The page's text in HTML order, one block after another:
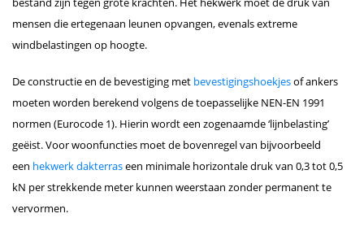
mensen die ertegenaan leunen opvangen, evenals extreme
windbelastingen op hoogte.
De constructie en de bevestiging met bevestigingshoekjesof ankers
moeten worden berekend volgens de toepasselijke NEN-EN 1991
normen (Eurocode 1). Hierin wordt een zogenaamde ‘lijnbelasting’
geëist. Voor woonfuncties moet de bovenregel van bijvoorbeeld
een hekwerk dakterraseen minimale horizontale druk van 0,3 tot 0,5
kN per strekkende meter kunnen weerstaan zonder permanent te
vervormen.